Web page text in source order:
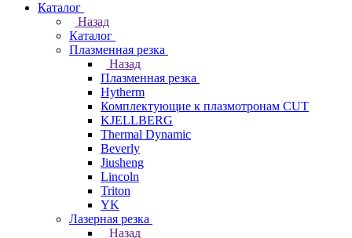
Каталог
Назад
Каталог
Плазменная резка
Назад
Плазменная резка
Hytherm
Комплектующие к плазмотронам CUT
KJELLBERG
Thermal Dynamic
Beverly
Jiusheng
Lincoln
Triton
YK
Лазерная резка
Назад